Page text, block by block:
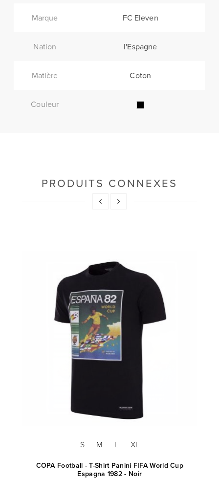
Marque FC Eleven
Nation l'Espagne
Matière Coton
Couleur
PRODUITS CONNEXES
S M L XL
COPA Football - T-Shirt Panini FIFA World Cup
Espagna 1982 - Noir